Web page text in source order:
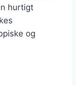
hurtigt
og